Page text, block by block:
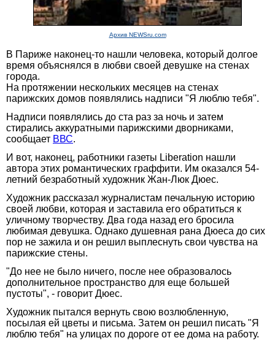
Архив NEWSru.com
В Париже наконец-то нашли человека, который долгое
время объяснялся в любви своей девушке на стенах
города.
На протяжении нескольких месяцев на стенах
парижских домов появлялись надписи "Я люблю тебя".
Надписи появлялись до ста раз за ночь и затем
стирались аккуратными парижскими дворниками,
сообщает ВВС.
И вот, наконец, работники газеты Liberation нашли
автора этих романтических граффити. Им оказался 54-
летний безработный художник Жан-Люк Дюес.
Художник рассказал журналистам печальную историю
своей любви, которая и заставила его обратиться к
уличному творчеству. Два года назад его бросила
любимая девушка. Однако душевная рана Дюеса до сих
пор не зажила и он решил выплеснуть свои чувства на
парижские стены.
"До нее не было ничего, после нее образовалось
дополнительное пространство для еще большей
пустоты", - говорит Дюес.
Художник пытался вернуть свою возлюбленную,
посылая ей цветы и письма. Затем он решил писать "Я
люблю тебя" на улицах по дороге от ее дома на работу.